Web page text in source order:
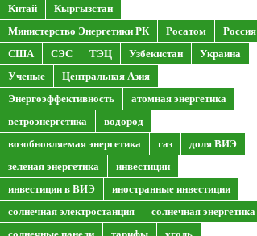
Китай
Кыргызстан
Министерство Энергетики РК
Росатом
Россия
США
СЭС ТЭЦ Узбекистан
Украина
Ученые
Центральная Азия
Энергоэффективность
атомная энергетика
ветроэнергетика
водород
возобновляемая энергетика
газ
доля ВИЭ
зеленая энергетика
инвестиции
инвестиции в ВИЭ
иностранные инвестиции
солнечная электростанция
солнечная энергетика
солнечные панели
тарифы уголь